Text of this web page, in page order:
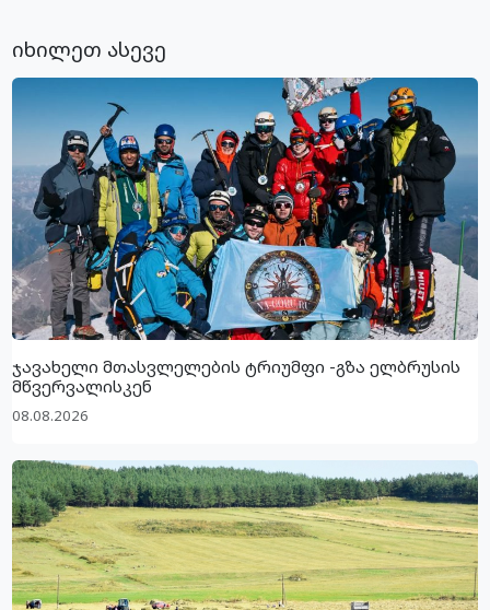
იხილეთ ასევე
ჯავახელი მთასვლელების ტრიუმფი -გზა ელბრუსის
მწვერვალისკენ
08.08.2026